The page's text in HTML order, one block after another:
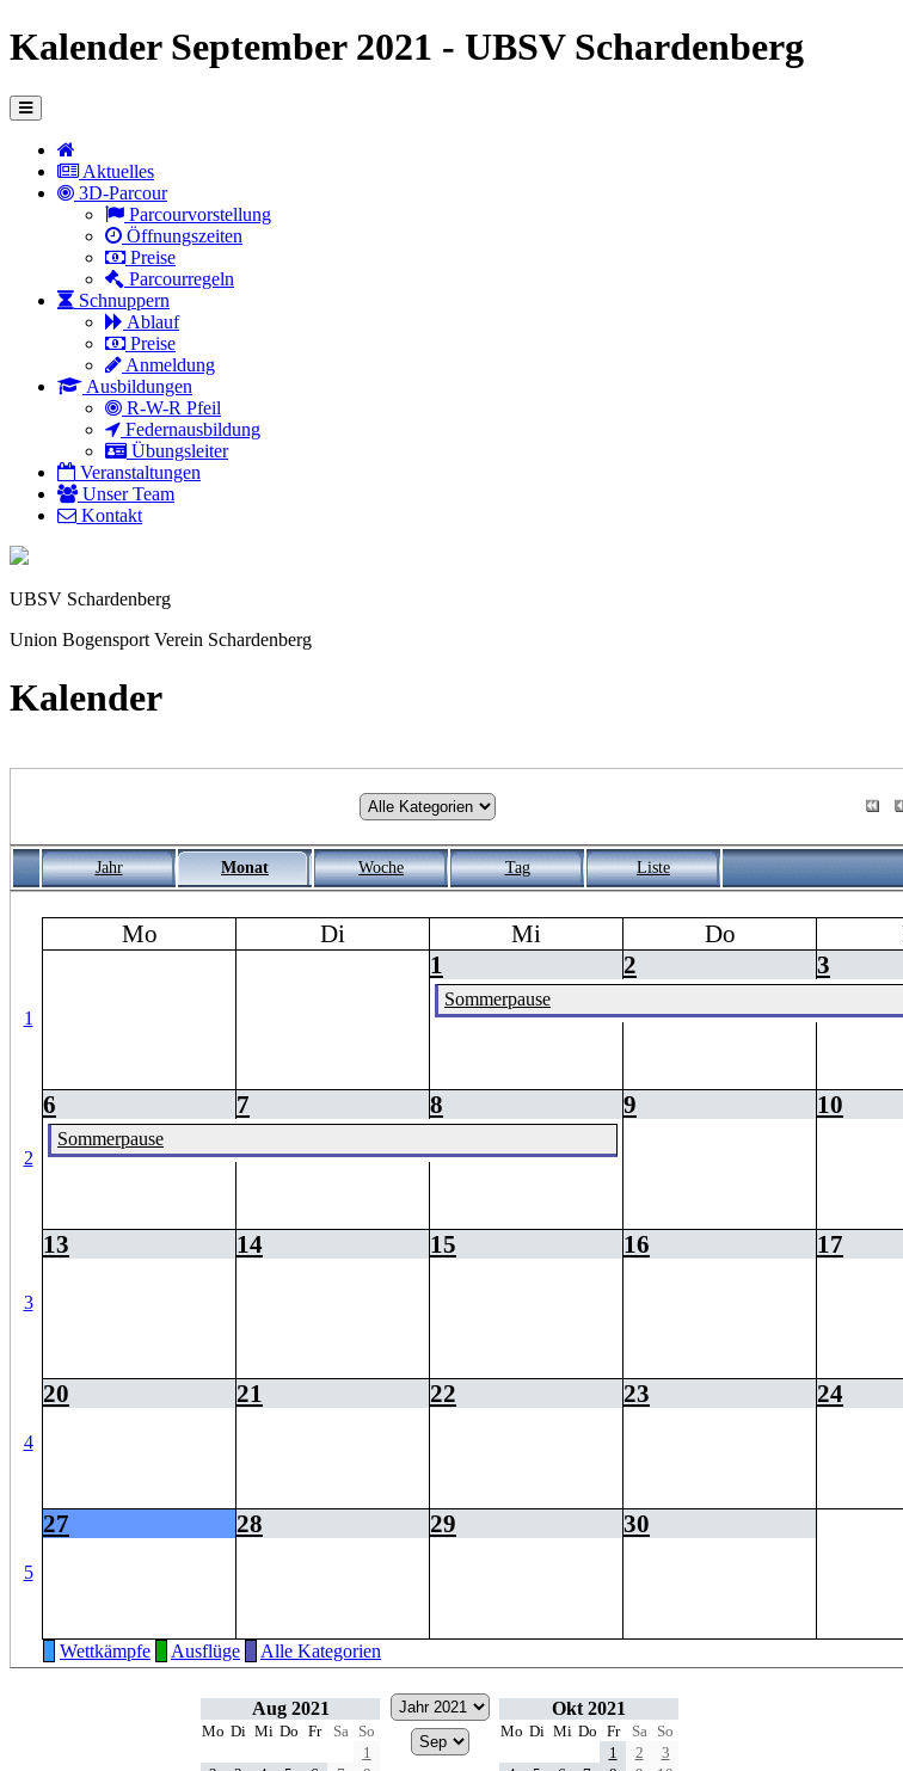
Kalender September 2021 - UBSV Schardenberg
Aktuelles
3D-Parcour
Parcourvorstellung
Öffnungszeiten
Preise
Parcourregeln
Schnuppern
Ablauf
Preise
Anmeldung
Ausbildungen
R-W-R Pfeil
Federnausbildung
Übungsleiter
Veranstaltungen
Unser Team
Kontakt
UBSV Schardenberg
Union Bogensport Verein Schardenberg
Kalender
Jahr Monat Woche Tag Liste
Mo Di Mi Do
1
1 2 3
Sommerpause
2
6 7 8 9 10
Sommerpause
3
13 14 15 16 17
4
20 21 22 23 24
5
27 28 29 30
Wettkämpfe Ausflüge Alle Kategorien
Aug 2021
Mo Di Mi Do Fr Sa
So
1
Okt 2021
Mo Di Mi Do Fr Sa
So
1
2
3